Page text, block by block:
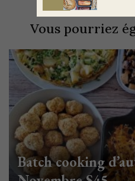
Vous pourriez
Batch cooking